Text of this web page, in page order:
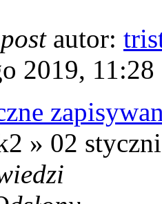
autor:
2019, 11:28
» 02